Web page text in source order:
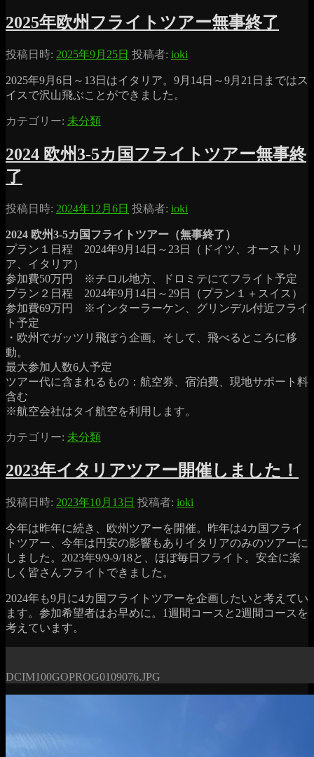
2025年欧州フライトツアー無事終了
投稿日時: 2025年9月25日 投稿者: ioki
2025年9月6日～13日はイタリア。9月14日～9月21日まではス
イスで沢山飛ぶことができました。
カテゴリー: 未分類
2024 欧州3-5カ国フライトツアー無事終
了
投稿日時: 2024年12月6日 投稿者: ioki
2024 欧州3-5カ国フライトツアー（無事終了）
プラン１日程 2024年9月14日～23日（ドイツ、オーストリ
ア、イタリア）
参加費50万円 ※チロル地方、ドロミテにてフライト予定
プラン２日程 2024年9月14日～29日（プラン１＋スイス）
参加費69万円 ※インターラーケン、グリンデル付近フライ
ト予定
・欧州でガッツリ飛ぼう企画。そして、飛べるところに移
動。
最大参加人数6人予定
ツアー代に含まれるもの：航空券、宿泊費、現地サポート料
含む
※航空会社はタイ航空を利用します。
カテゴリー: 未分類
2023年イタリアツアー開催しました！
投稿日時: 2023年10月13日 投稿者: ioki
今年は昨年に続き、欧州ツアーを開催。昨年は4カ国フライ
トツアー、今年は円安の影響もありイタリアのみのツアーに
しました。2023年9/9-9/18と、ほぼ毎日フライト。安全に楽
しく皆さんフライトできました。
2024年も9月に4カ国フライトツアーを企画したいと考えてい
ます。参加希望者はお早めに。1週間コースと2週間コースを
考えています。
DCIM100GOPROG0109076.JPG